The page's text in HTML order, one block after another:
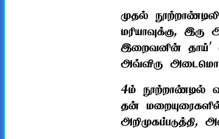
முதல்
மரியாவுக்கு,
இறைவனின் தாய்'
அவ்விரு
4ம் நூற்றாண்டில்
தன்
அறிமுகப்படுத்தி,